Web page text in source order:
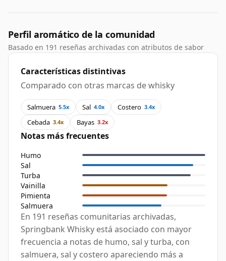
Perfil aromático de la comunidad
Basado en 191 reseñas archivadas con atributos de sabor
Características distintivas
Comparado con otras marcas de whisky
Salmuera 5.5x Sal 4.0x Costero 3.4x
Cebada 3.4x Bayas 3.2x
Notas más frecuentes
Humo
Sal
Turba
Vainilla
Pimienta
Salmuera
En 191 reseñas comunitarias archivadas,
Springbank Whisky está asociado con mayor
frecuencia a notas de humo, sal y turba, con
salmuera, sal y costero apareciendo más a